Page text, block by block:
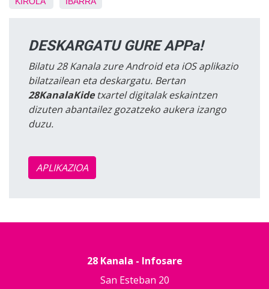
DESKARGATU GURE APPa!
Bilatu 28 Kanala zure Android eta iOS aplikazio
bilatzailean eta deskargatu. Bertan
28KanalaKidetxartel digitalak eskaintzen
dizuten abantailez gozatzeko aukera izango
duzu.
APLIKAZIOA
28 Kanala - Infosare
San Esteban 20